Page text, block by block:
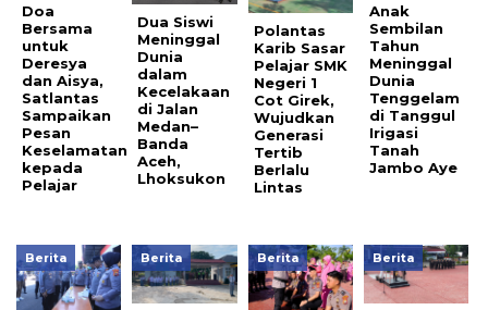
Doa
Bersama
untuk
Deresya
dan Aisya,
Satlantas
Sampaikan
Pesan
Keselamatan
kepada
Pelajar
Dua Siswi
Meninggal
Dunia
dalam
Kecelakaan
di Jalan
Medan–
Banda
Aceh,
Lhoksukon
Polantas
Karib Sasar
Pelajar SMK
Negeri 1
Cot Girek,
Wujudkan
Generasi
Tertib
Berlalu
Lintas
Anak
Sembilan
Tahun
Meninggal
Dunia
Tenggelam
di Tanggul
Irigasi
Tanah
Jambo Aye
Berita Berita Berita Berita